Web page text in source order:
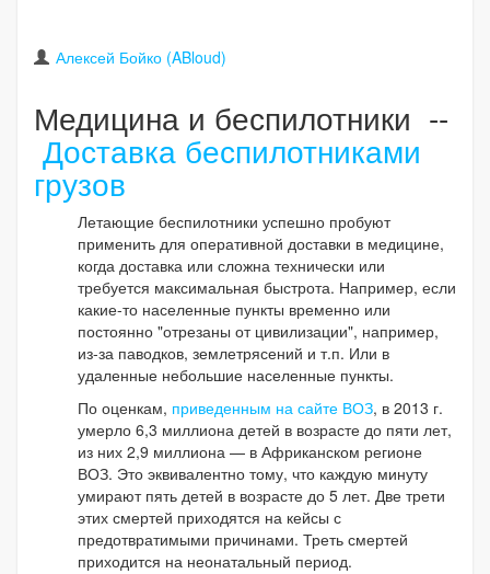
Алексей Бойко (ABloud)
Медицина и беспилотники --
Доставка беспилотниками
грузов
Летающие беспилотники успешно пробуют
применить для оперативной доставки в медицине,
когда доставка или сложна технически или
требуется максимальная быстрота. Например, если
какие-то населенные пункты временно или
постоянно "отрезаны от цивилизации", например,
из-за паводков, землетрясений и т.п. Или в
удаленные небольшие населенные пункты.
По оценкам, приведенным на сайте ВОЗ, в 2013 г.
умерло 6,3 миллиона детей в возрасте до пяти лет,
из них 2,9 миллиона — в Африканском регионе
ВОЗ. Это эквивалентно тому, что каждую минуту
умирают пять детей в возрасте до 5 лет. Две трети
этих смертей приходятся на кейсы с
предотвратимыми причинами. Треть смертей
приходится на неонатальный период.